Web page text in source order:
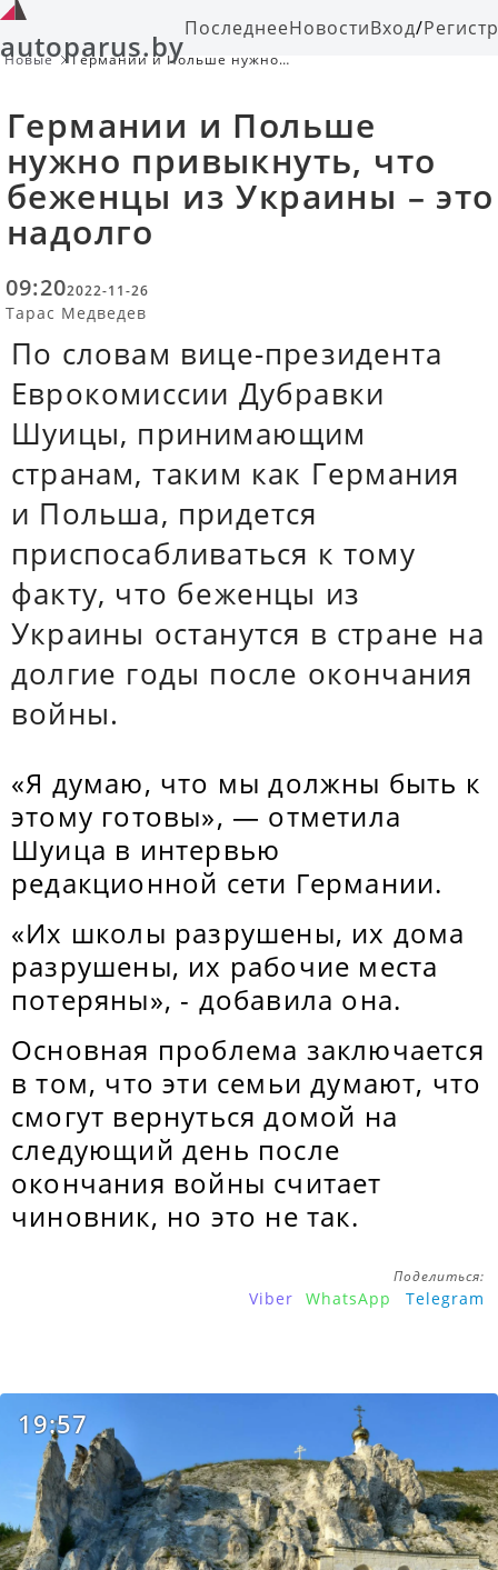
autoparus.byПоследнееНовостиВход/
Новые
Германии и Польше нужно
Германии и Польше
нужно привыкнуть, что
беженцы из Украины – это
надолго
09:202022-11-26
Тарас Медведев
По словам вице-президента
Еврокомиссии Дубравки
Шуицы, принимающим
странам, таким как Германия
и Польша, придется
приспосабливаться к тому
факту, что беженцы из
Украины останутся в стране на
долгие годы после окончания
войны.
«Я думаю, что мы должны быть к
этому готовы», — отметила
Шуица в интервью
редакционной сети Германии.
«Их школы разрушены, их дома
разрушены, их рабочие места
потеряны», - добавила она.
Основная проблема заключается
в том, что эти семьи думают, что
смогут вернуться домой на
следующий день после
окончания войны считает
чиновник, но это не так.
Поделиться:
Viber WhatsApp Telegram
19:57